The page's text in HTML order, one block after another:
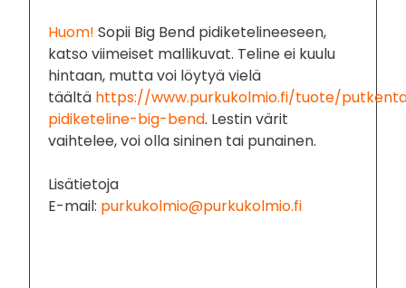
Huom!Sopii Big Bend pidiketelineeseen,
katso viimeiset mallikuvat. Teline ei kuulu
hintaan, mutta voi löytyä vielä
täältä https://www.purkukolmio.fi/tuote/
pidiketeline-big-bend. Lestin värit
vaihtelee, voi olla sininen tai punainen.
Lisätietoja
E-mail: purkukolmio@purkukolmio.fi